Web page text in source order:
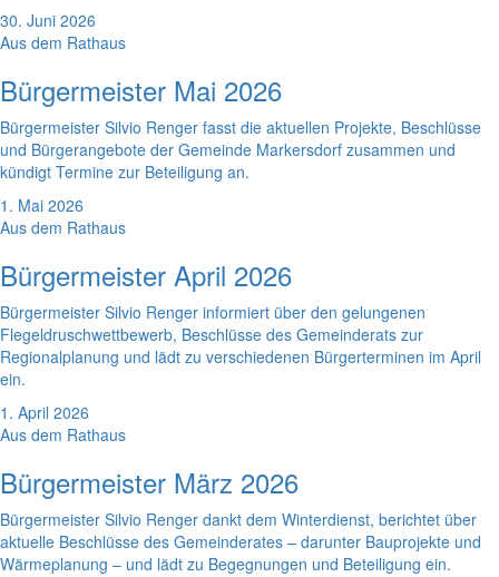
30. Juni 2026
Aus dem Rathaus
Bürgermeister Mai 2026
Bürgermeister Silvio Renger fasst die aktuellen Projekte, Beschlüsse
und Bürgerangebote der Gemeinde Markersdorf zusammen und
kündigt Termine zur Beteiligung an.
1. Mai 2026
Aus dem Rathaus
Bürgermeister April 2026
Bürgermeister Silvio Renger informiert über den gelungenen
Flegeldruschwettbewerb, Beschlüsse des Gemeinderats zur
Regionalplanung und lädt zu verschiedenen Bürgerterminen im April
ein.
1. April 2026
Aus dem Rathaus
Bürgermeister März 2026
Bürgermeister Silvio Renger dankt dem Winterdienst, berichtet über
aktuelle Beschlüsse des Gemeinderates – darunter Bauprojekte und
Wärmeplanung – und lädt zu Begegnungen und Beteiligung ein.